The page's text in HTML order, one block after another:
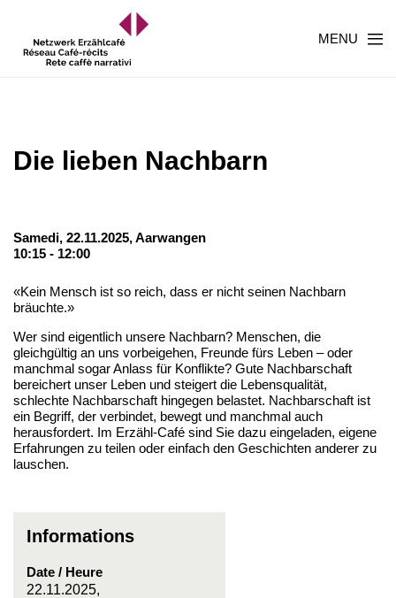
MENU
Die lieben Nachbarn
Samedi, 22.11.2025,Aarwangen
10:15 - 12:00
«Kein Mensch ist so reich, dass er nicht seinen Nachbarn
bräuchte.»
Wer sind eigentlich unsere Nachbarn? Menschen, die
gleichgültig an uns vorbeigehen, Freunde fürs Leben – oder
manchmal sogar Anlass für Konflikte? Gute Nachbarschaft
bereichert unser Leben und steigert die Lebensqualität,
schlechte Nachbarschaft hingegen belastet. Nachbarschaft ist
ein Begriff, der verbindet, bewegt und manchmal auch
herausfordert. Im Erzähl-Café sind Sie dazu eingeladen, eigene
Erfahrungen zu teilen oder einfach den Geschichten anderer zu
lauschen.
Informations
Date / Heure
22.11.2025,